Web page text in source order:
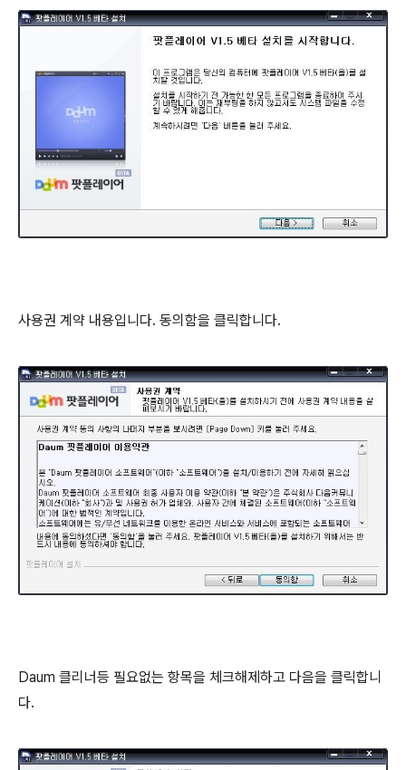
사용권 계약 내용입니다. 동의함을 클릭합니다.
Daum 클리너등 필요없는 항목을 체크해제하고 다음을 클릭합니
다.